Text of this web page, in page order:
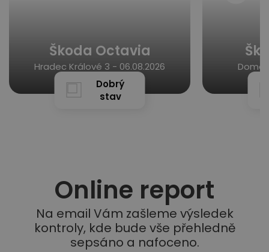
Škoda Octavia
Hradec Králové 3 - 06.08.2026
Dobrý
stav
Online report
Na email Vám zašleme výsledek
kontroly, kde bude vše přehledně
sepsáno a nafoceno.